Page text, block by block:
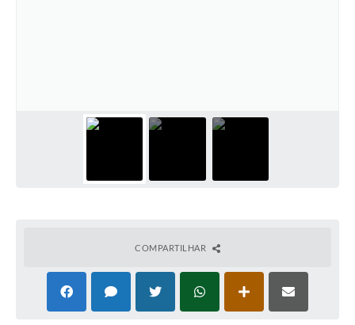
COMPARTILHAR